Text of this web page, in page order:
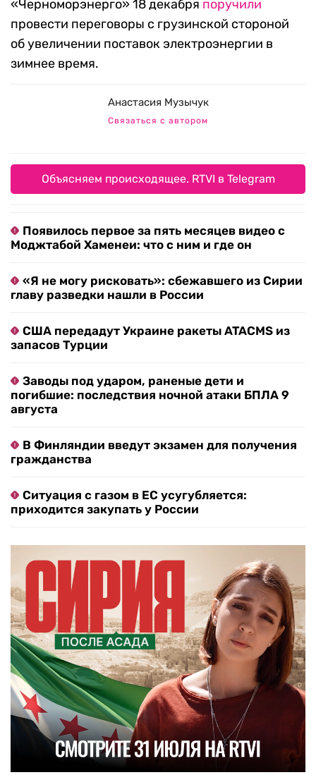
«Черноморэнерго» 18 декабря поручили
провести переговоры с грузинской стороной
об увеличении поставок электроэнергии в
зимнее время.
Анастасия Музычук
Связаться с автором
Объясняем происходящее. RTVI в Telegram
Появилось первое за пять месяцев видео с
Моджтабой Хаменеи: что с ним и где он
«Я не могу рисковать»: сбежавшего из Сирии
главу разведки нашли в России
США передадут Украине ракеты ATACMS из
запасов Турции
Заводы под ударом, раненые дети и
погибшие: последствия ночной атаки БПЛА 9
августа
В Финляндии введут экзамен для получения
гражданства
Ситуация с газом в ЕС усугубляется:
приходится закупать у России